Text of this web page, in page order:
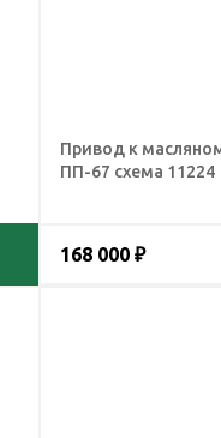
Привод к
ПП-67 схема 11224
168 000 ₽